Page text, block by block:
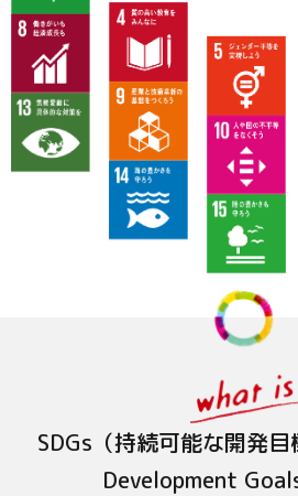
SDGs（持続可能な開発
Development